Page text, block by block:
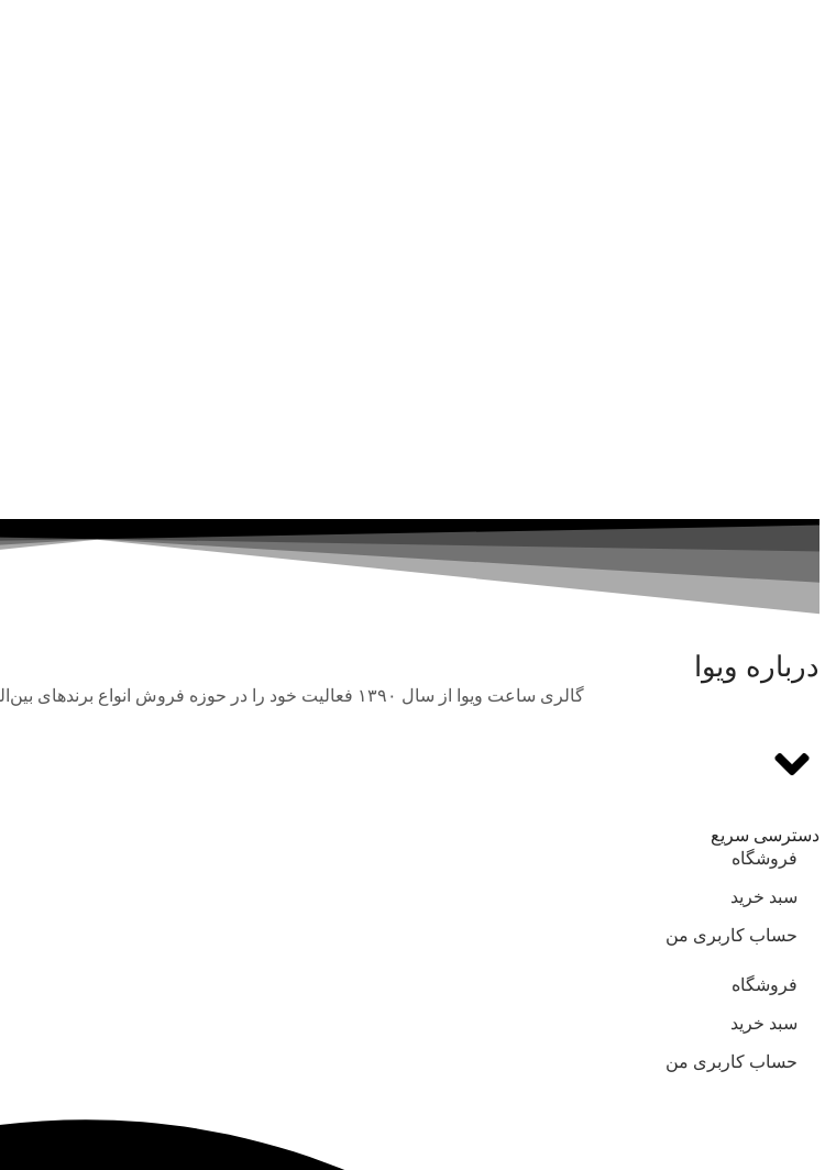
درباره ویوا
گالری ساعت ویوا از سال ۱۳۹۰ فعالیت خود را در حوزه فروش انواع برندهای بین‌المللی و اورجینال ساعت مچی با بهترین قیمت آغاز نمود.
دسترسی سریع
فروشگاه
سبد خرید
حساب کاربری من
فروشگاه
سبد خرید
حساب کاربری من